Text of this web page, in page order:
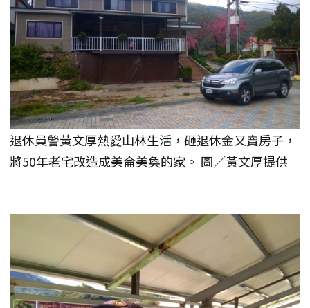
退休員警黃文厚熱愛山林生活，砸退休金又賣房子，
將50年老宅改造成美侖美奐的家。 圖／黃文厚提供